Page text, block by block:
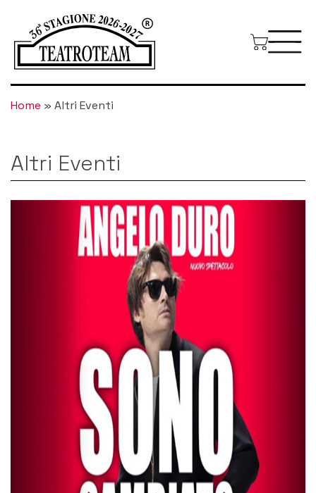
Home » Altri Eventi
Altri Eventi